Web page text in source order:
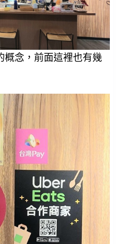
概念，前面這裡也有幾